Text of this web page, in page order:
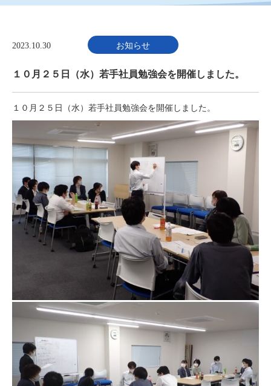
2023.10.30 お知らせ
１０月２５日（水）若手社員勉強会を開催しました。
１０月２５日（水）若手社員勉強会を開催しました。